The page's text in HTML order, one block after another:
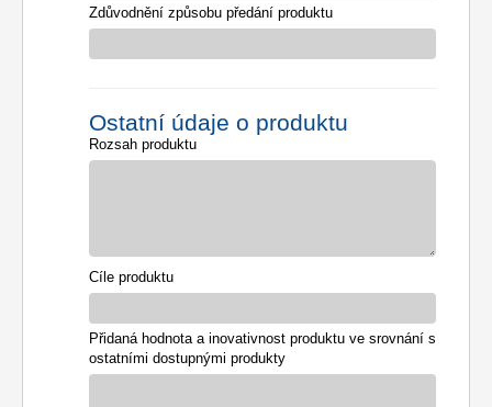
Zdůvodnění způsobu předání produktu
Ostatní údaje o produktu
Rozsah produktu
Cíle produktu
Přidaná hodnota a inovativnost produktu ve srovnání s
ostatními dostupnými produkty